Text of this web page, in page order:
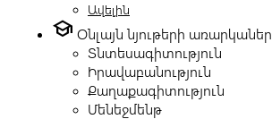
Ավելին
school Օնլայն նյութերի առարկաներ
Տնտեսագիտություն
Իրավաբանություն
Քաղաքագիտություն
Մենեջմենթ